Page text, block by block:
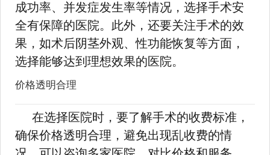
成功率、并发症发生率等情况，选择手术安
全有保障的医院。此外，还要关注手术的效
果，如术后阴茎外观、性功能恢复等方面，
选择能够达到理想效果的医院。
价格透明合理
在选择医院时，要了解手术的收费标准，
确保价格透明合理，避免出现乱收费的情